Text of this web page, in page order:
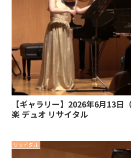
【ギャラリー】2026年6月13日
楽 デュオ リサイタル
リサイタル